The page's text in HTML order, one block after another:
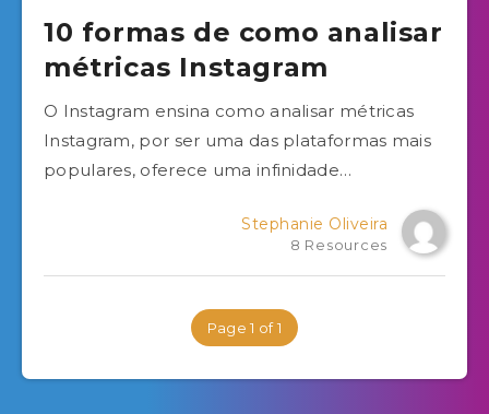
10 formas de como analisar
métricas Instagram
O Instagram ensina como analisar métricas
Instagram, por ser uma das plataformas mais
populares, oferece uma infinidade…
Stephanie Oliveira
8 Resources
Page 1 of 1